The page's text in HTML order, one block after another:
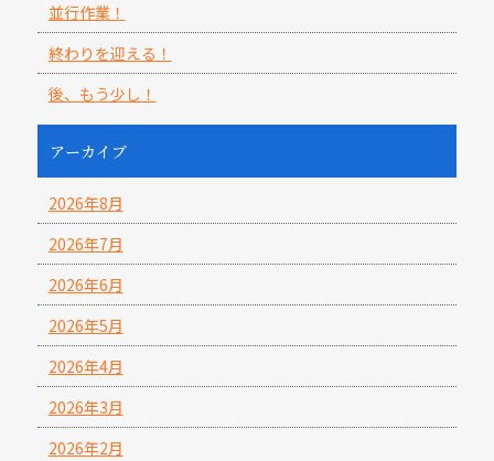
並行作業！
終わりを迎える！
後、もう少し！
アーカイブ
2026年8月
2026年7月
2026年6月
2026年5月
2026年4月
2026年3月
2026年2月